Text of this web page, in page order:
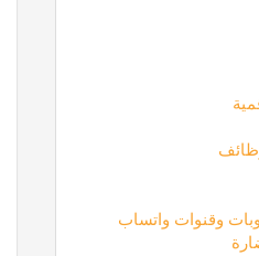
وقنوات واتساب